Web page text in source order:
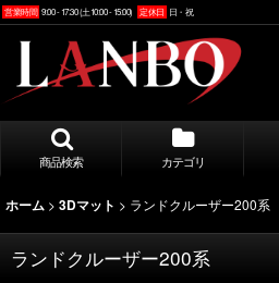
営業時間 9:00 - 17:30 (土10:00 - 15:00) 定休日 日・祝
商品検索 カテゴリ
ホーム > 3Dマット > ランドクルーザー200系
ランドクルーザー200系